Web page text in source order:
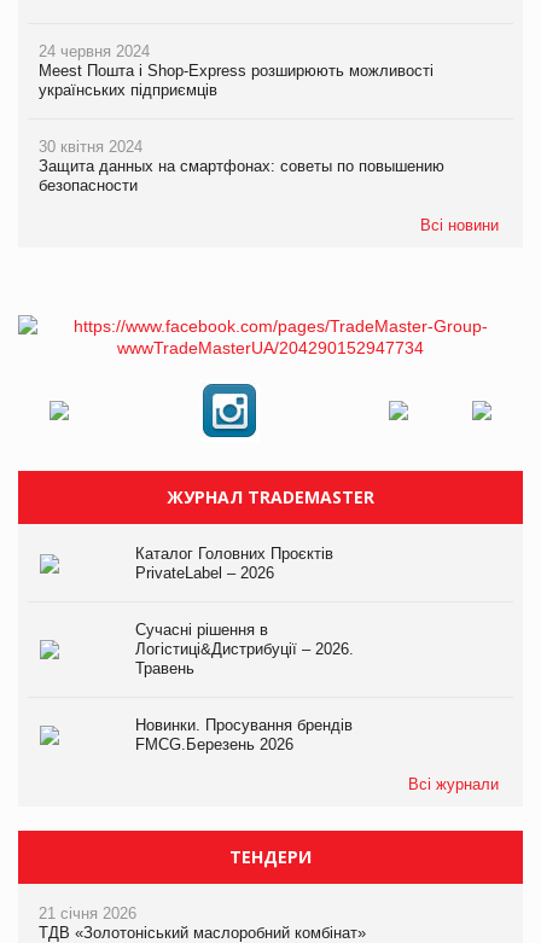
24 червня 2024
Meest Пошта і Shop-Express розширюють можливості
українських підприємців
30 квітня 2024
Защита данных на смартфонах: советы по повышению
безопасности
Всі новини
ЖУРНАЛ TRADEMASTER
Каталог Головних Проєктів
PrivateLabel – 2026
Сучасні рішення в
Логістиці&Дистрибуції – 2026.
Травень
Новинки. Просування брендів
FMCG.Березень 2026
Всі журнали
ТЕНДЕРИ
21 січня 2026
ТДВ «Золотоніський маслоробний комбінат»